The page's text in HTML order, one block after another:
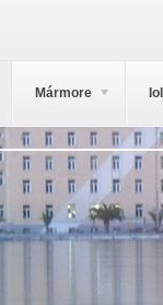
Mármore